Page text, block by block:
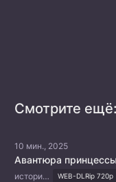
Смотрите
10 мин., 2025
Авантюра
история, комедия, романтика, фэнтези WEB-DLRip 720p